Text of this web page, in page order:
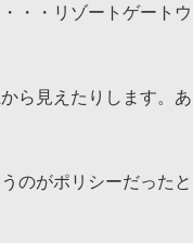
・・リゾートゲートウ
ら見えたりします。あ
のがポリシーだったと